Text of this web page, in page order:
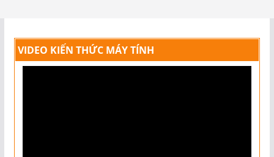
VIDEO KIẾN THỨC MÁY TÍNH